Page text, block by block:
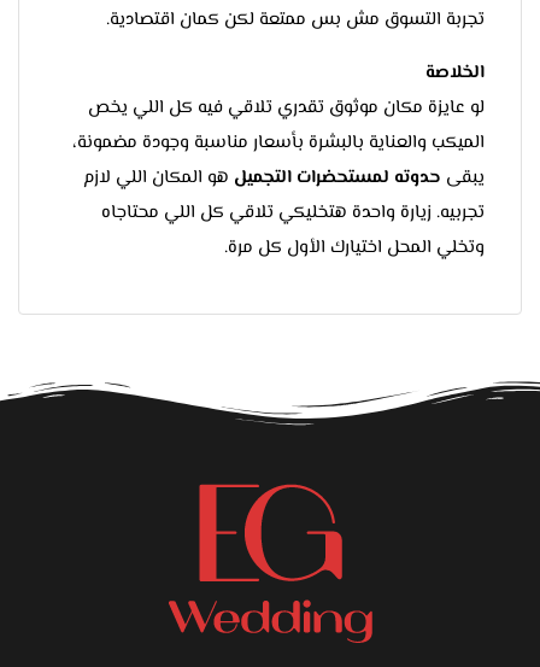
تجربة التسوق مش بس ممتعة لكن كمان اقتصادية.
الخلاصة
لو عايزة مكان موثوق تقدري تلاقي فيه كل اللي يخص
الميكب والعناية بالبشرة بأسعار مناسبة وجودة مضمونة،
يبقى حدوته لمستحضرات التجميل هو المكان اللي لازم
تجربيه. زيارة واحدة هتخليكي تلاقي كل اللي محتاجاه
وتخلي المحل اختيارك الأول كل مرة.